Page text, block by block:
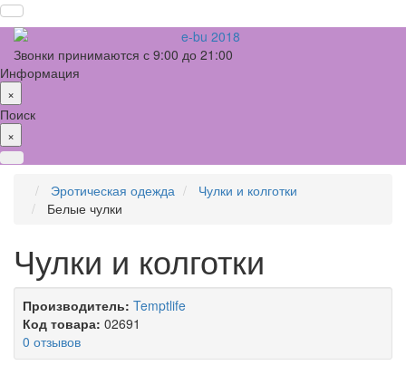
Звонки принимаются с 9:00 до 21:00
Информация
×
Поиск
×
Эротическая одежда
Чулки и колготки
Белые чулки
Чулки и колготки
Производитель: Temptlife
Код товара: 02691
0 отзывов